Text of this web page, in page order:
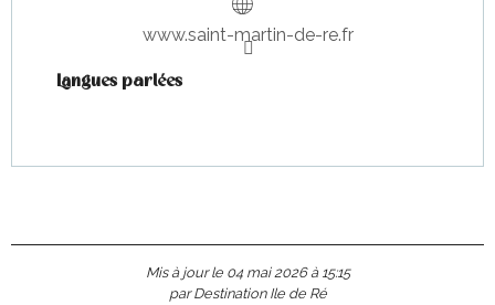
www.saint-martin-de-re.fr
Langues parlées
Langues parlées
Mis à jour le 04 mai 2026 à 15:15
par Destination Ile de Ré